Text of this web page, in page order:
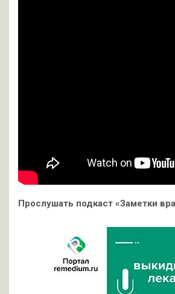
Прослушать подкаст «Заметки